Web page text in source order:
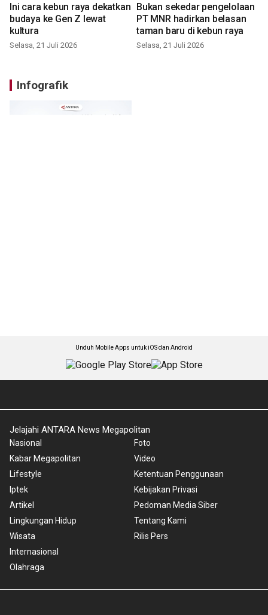
Ini cara kebun raya dekatkan
budaya ke Gen Z lewat
kultura
Selasa, 21 Juli 2026
Bukan sekedar pengelolaan
PT MNR hadirkan belasan
taman baru di kebun raya
Selasa, 21 Juli 2026
Infografik
Unduh Mobile Apps untuk iOS dan Android
Jelajahi ANTARA News Megapolitan
Nasional
Kabar Megapolitan
Lifestyle
Iptek
Artikel
Lingkungan Hidup
Wisata
Internasional
Olahraga
Foto
Video
Ketentuan Penggunaan
Kebijakan Privasi
Pedoman Media Siber
Tentang Kami
Rilis Pers